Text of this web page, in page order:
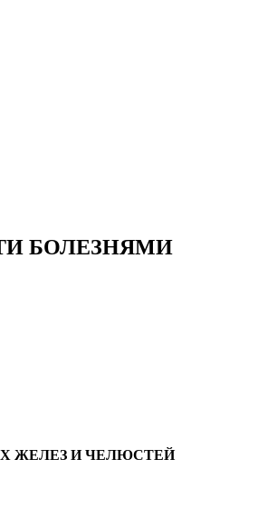
БОЛЕЗНЯМИ
ЖЕЛЕЗ И ЧЕЛЮСТЕЙ